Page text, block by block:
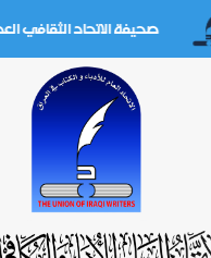
صحيفة الاتحاد الثقافي العدد(104)-تموز-2026